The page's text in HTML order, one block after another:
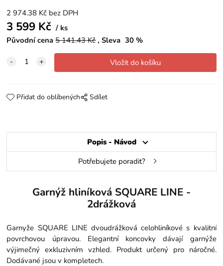
2 974.38 Kč bez DPH
3 599 Kč
ks
Původní cena 5 141.43Kč Sleva 30 %
Přidat do oblíbených Sdílet
Popis - Návod
Potřebujete poradit?
Garnýž hliníková SQUARE LINE -
2drážková
Garnyže SQUARE LINE dvoudrážková celohliníkové s kvalitní
povrchovou úpravou. Elegantní koncovky dávají garnýže
výjimečný exkluzivním vzhled. Produkt určený pro náročné.
Dodávané jsou v kompletech.